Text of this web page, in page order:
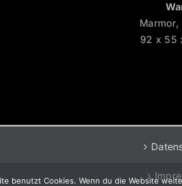
92 x 55
benutzt Cookies. Wenn du die Website